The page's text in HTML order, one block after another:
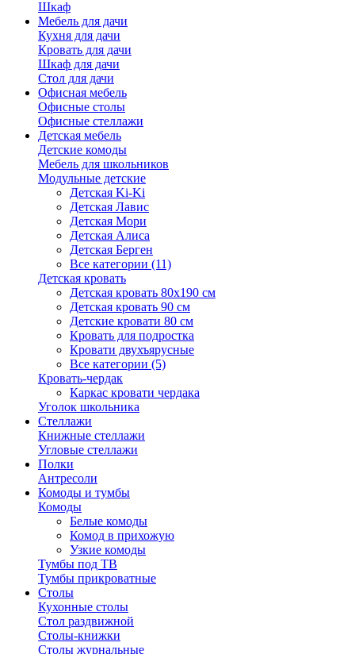
Шкаф
Мебель для дачи
Кухня для дачи
Кровать для дачи
Шкаф для дачи
Стол для дачи
Офисная мебель
Офисные столы
Офисные стеллажи
Детская мебель
Детские комоды
Мебель для школьников
Модульные детские
Детская Ki-Ki
Детская Лавис
Детская Мори
Детская Алиса
Детская Берген
Все категории (11)
Детская кровать
Детская кровать 80х190 см
Детская кровать 90 см
Детские кровати 80 см
Кровать для подростка
Кровати двухъярусные
Все категории (5)
Кровать-чердак
Каркас кровати чердака
Уголок школьника
Стеллажи
Книжные стеллажи
Угловые стеллажи
Полки
Антресоли
Комоды и тумбы
Комоды
Белые комоды
Комод в прихожую
Узкие комоды
Тумбы под ТВ
Тумбы прикроватные
Столы
Кухонные столы
Стол раздвижной
Столы-книжки
Столы журнальные